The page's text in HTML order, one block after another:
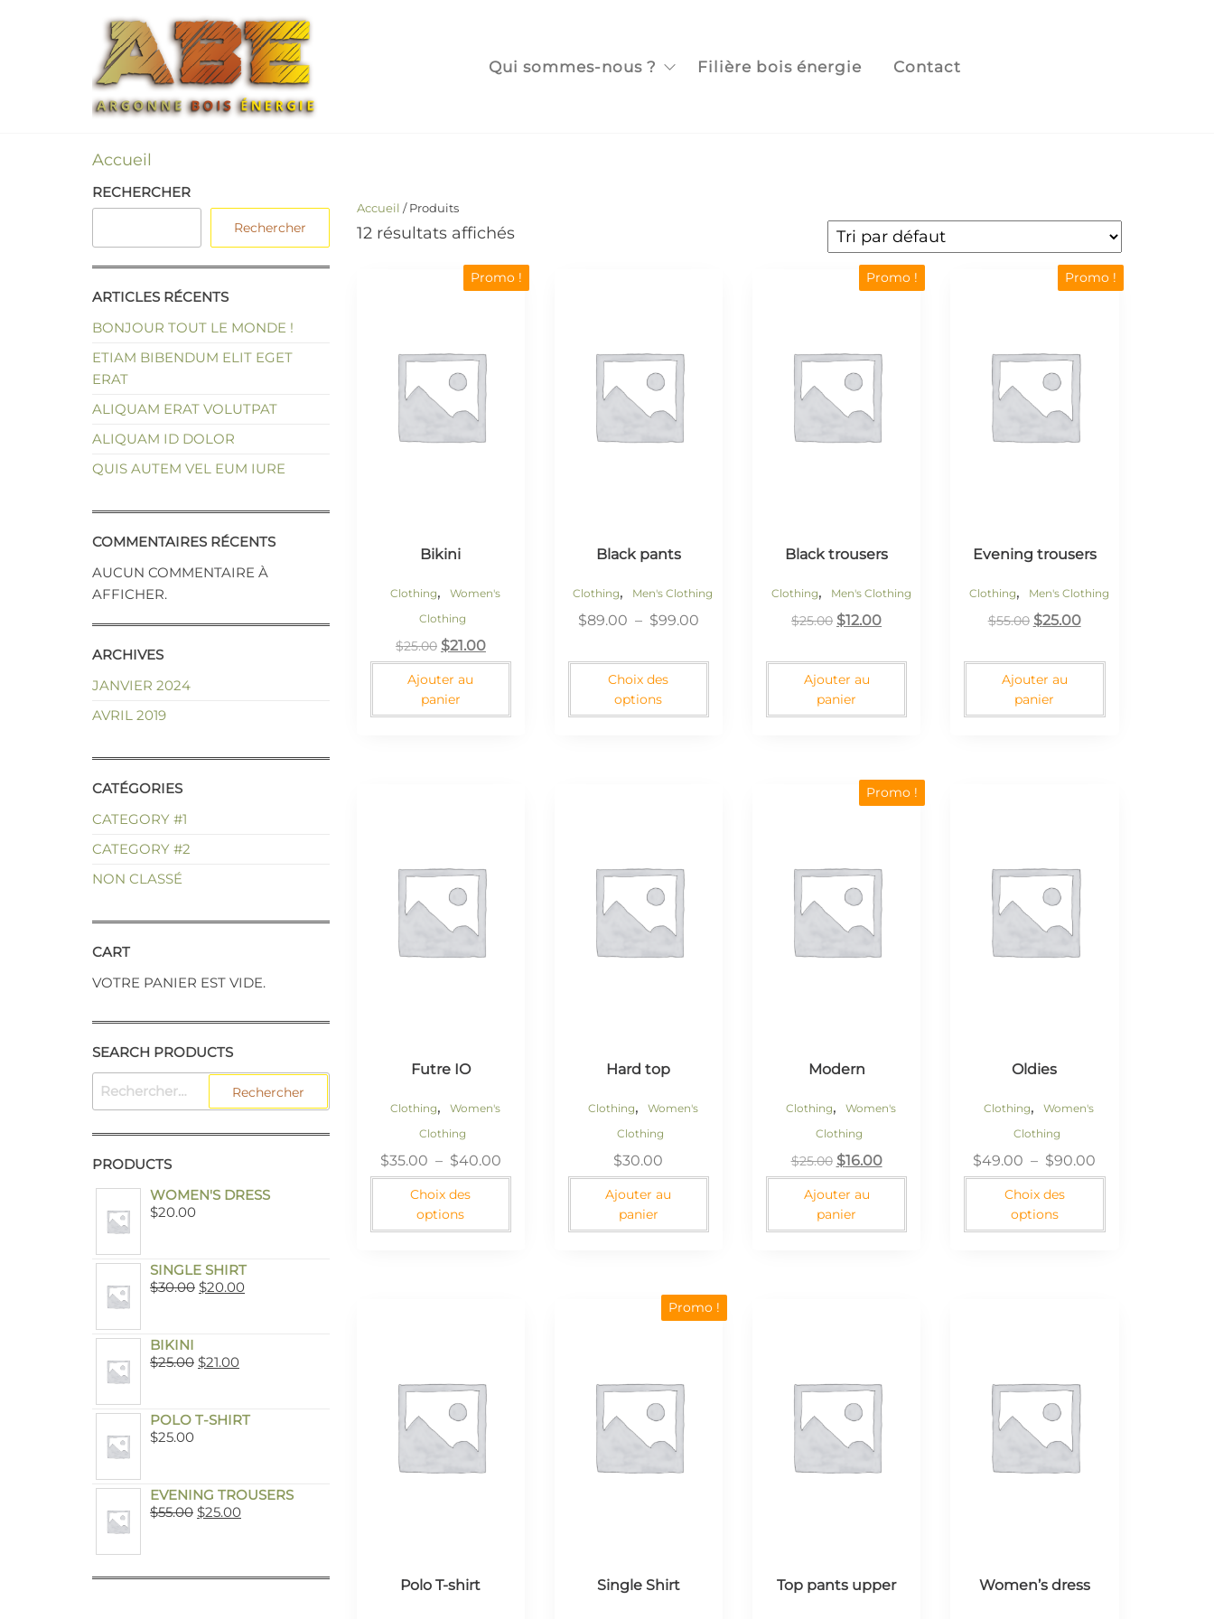
Qui sommes-nous ? Filière bois énergie Contact
Accueil
Accueil / Produits
12 résultats affichés
Promo !
Bikini
Clothing,
Women's
Clothing
$25.00 $21.00
Ajouter au
panier
Black pants
Clothing, Men's Clothing
$89.00 – $99.00
Choix des
options
Promo !
Black trousers
Clothing, Men's Clothing
$25.00 $12.00
Ajouter au
panier
Promo !
Evening trousers
Clothing, Men's Clothing
$55.00 $25.00
Ajouter au
panier
Futre IO
Clothing,
Women's
Clothing
$35.00 – $40.00
Choix des
options
Hard top
Clothing,
Women's
Clothing
$30.00
Ajouter au
panier
Promo !
Modern
Clothing,
Women's
Clothing
$25.00 $16.00
Ajouter au
panier
Oldies
Clothing,
Women's
Clothing
$49.00 – $90.00
Choix des
options
Polo T-shirt
Promo !
Single Shirt Top pants upper Women’s dress
RECHERCHER
Rechercher
ARTICLES RÉCENTS
BONJOUR TOUT LE MONDE !
ETIAM BIBENDUM ELIT EGET
ERAT
ALIQUAM ERAT VOLUTPAT
ALIQUAM ID DOLOR
QUIS AUTEM VEL EUM IURE
COMMENTAIRES RÉCENTS
AUCUN COMMENTAIRE À
AFFICHER.
ARCHIVES
JANVIER 2024
AVRIL 2019
CATÉGORIES
CATEGORY #1
CATEGORY #2
NON CLASSÉ
CART
VOTRE PANIER EST VIDE.
SEARCH PRODUCTS
PRODUCTS
WOMEN'S DRESS
$20.00
SINGLE SHIRT
$30.00 $20.00
BIKINI
$25.00 $21.00
POLO T-SHIRT
$25.00
EVENING TROUSERS
$55.00 $25.00